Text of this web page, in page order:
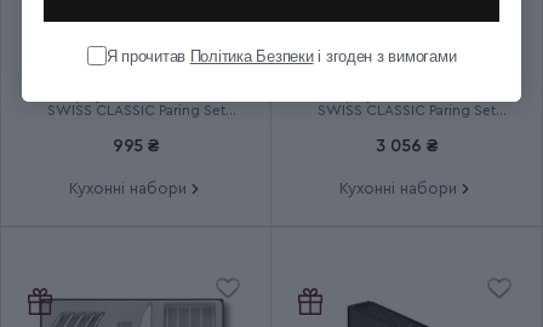
SWISS CLASSIC Paring Set
995 ₴
Кухонні набори
SWISS CLASSIC Paring Set
3 056 ₴
Кухонні набори
Я прочитав Політика Безпекиі згоден з вимогами